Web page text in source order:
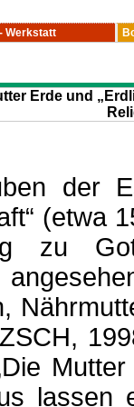
Werkstatt
Erde und
der
(etwa
zu
lassen